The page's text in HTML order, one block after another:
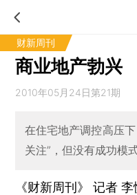
财新周刊
商业地产勃兴
2010年05月24日第21期
在住宅地产调控高压
关注”，但没有成功模
《财新周刊》 记者李